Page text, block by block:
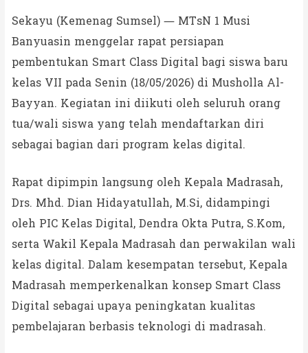
Sekayu (Kemenag Sumsel) — MTsN 1 Musi
Banyuasin menggelar rapat persiapan
pembentukan Smart Class Digital bagi siswa baru
kelas VII pada Senin (18/05/2026) di Musholla Al-
Bayyan. Kegiatan ini diikuti oleh seluruh orang
tua/wali siswa yang telah mendaftarkan diri
sebagai bagian dari program kelas digital.
Rapat dipimpin langsung oleh Kepala Madrasah,
Drs. Mhd. Dian Hidayatullah, M.Si, didampingi
oleh PIC Kelas Digital, Dendra Okta Putra, S.Kom,
serta Wakil Kepala Madrasah dan perwakilan wali
kelas digital. Dalam kesempatan tersebut, Kepala
Madrasah memperkenalkan konsep Smart Class
Digital sebagai upaya peningkatan kualitas
pembelajaran berbasis teknologi di madrasah.